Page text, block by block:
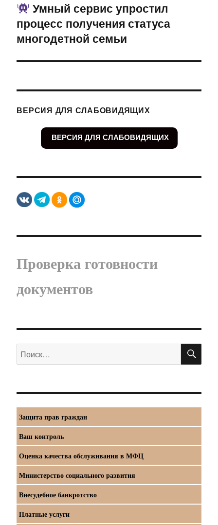
Следующая
запись:
Умный сервис упростил
процесс получения статуса
многодетной семьи
ВЕРСИЯ ДЛЯ СЛАБОВИДЯЩИХ
ВЕРСИЯ ДЛЯ СЛАБОВИДЯЩИХ
Проверка готовности
документов
Искать:
Защита прав граждан
Ваш контроль
Оценка качества обслуживания в МФЦ
Министерство социального развития
Внесудебное банкротство
Платные услуги